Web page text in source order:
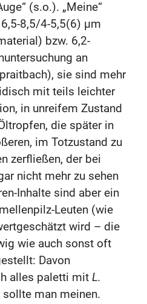
(s.o.). „Meine“
8,5/4-5,5(6) µm
bzw. 6,2-
an
sie sind mehr
mit teils leichter
in unreifem Zustand
die später in
im Totzustand zu
zerfließen, der bei
nicht mehr zu sehen
Inhalte sind aber ein
Leuten (wie
wird – die
wie auch sonst oft
Davon
alles paletti mit L.
sollte man meinen.